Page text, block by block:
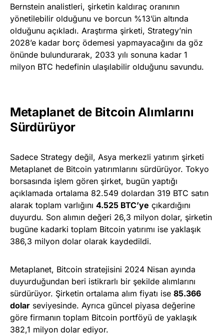
Bernstein analistleri, şirketin kaldıraç oranının
yönetilebilir olduğunu ve borcun %13’ün altında
olduğunu açıkladı. Araştırma şirketi, Strategy’nin
2028’e kadar borç ödemesi yapmayacağını da göz
önünde bulundurarak, 2033 yılı sonuna kadar 1
milyon BTC hedefinin ulaşılabilir olduğunu savundu.
Metaplanet de Bitcoin Alımlarını
Sürdürüyor
Sadece Strategy değil, Asya merkezli yatırım şirketi
Metaplanet de Bitcoin yatırımlarını sürdürüyor. Tokyo
borsasında işlem gören şirket, bugün yaptığı
açıklamada ortalama 82.549 dolardan 319 BTC satın
alarak toplam varlığını 4.525 BTC’ye çıkardığını
duyurdu. Son alımın değeri 26,3 milyon dolar, şirketin
bugüne kadarki toplam Bitcoin yatırımı ise yaklaşık
386,3 milyon dolar olarak kaydedildi.
Metaplanet, Bitcoin stratejisini 2024 Nisan ayında
duyurduğundan beri istikrarlı bir şekilde alımlarını
sürdürüyor. Şirketin ortalama alım fiyatı ise 85.366
dolar seviyesinde. Ayrıca güncel piyasa değerine
göre firmanın toplam Bitcoin portföyü de yaklaşık
382,1 milyon dolar ediyor.